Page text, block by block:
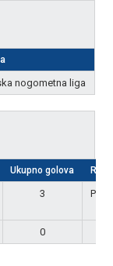
nogometna liga
Ukupno golova
3
0